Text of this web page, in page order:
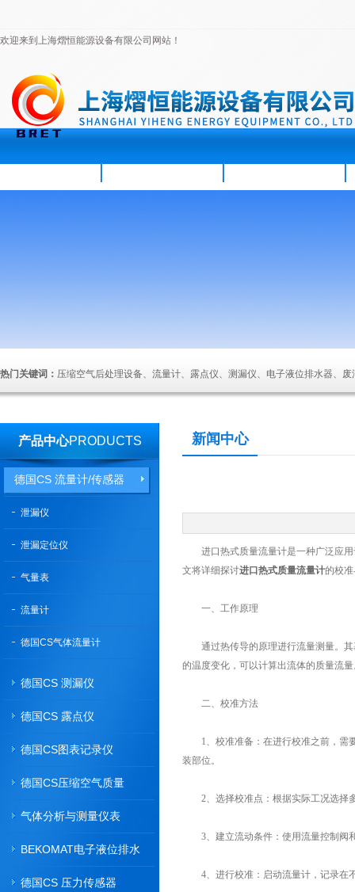
欢迎来到上海熠恒能源设备有限公司网站！
热门关键词： 压缩空气后处理设备、流量计、露点仪、测漏仪、电子液位排水器、
产品中心PRODUCTS
德国CS 流量计/传感器
泄漏仪
泄漏定位仪
气量表
流量计
德国CS气体流量计
德国CS 测漏仪
德国CS 露点仪
德国CS图表记录仪
德国CS压缩空气质量
气体分析与测量仪表
BEKOMAT电子液位排水
德国CS 压力传感器
新闻中心
进口热式质量流量计是一种广泛应用
文将详细探讨进口热式质量流量计的校
一、工作原理
通过热传导的原理进行流量测量。其
的温度变化，可以计算出流体的质量流
二、校准方法
1、校准准备：在进行校准之前，需要
装部位。
2、选择校准点：根据实际工况选择多
3、建立流动条件：使用流量控制阀和
4、进行校准：启动流量计，记录在不